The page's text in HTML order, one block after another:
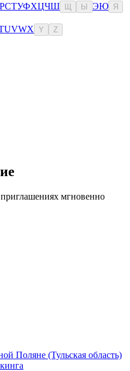
РСТУФХЦЧШ Ы ЭЮ Я
UVWX Y Z
мгновенно
Поляне (Тульская область)